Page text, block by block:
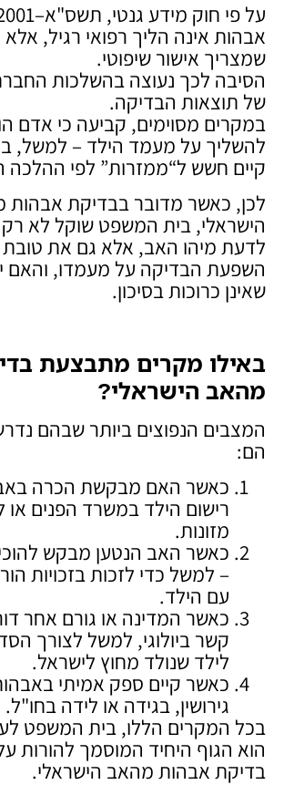
אבהות אינה הליך רפואי רגיל,
שמצריך אישור שיפוטי.
הסיבה לכך נעוצה בהשלכות
של תוצאות הבדיקה.
במקרים מסוימים, קביעה כי אדם
להשליך על מעמד הילד – למשל,
קיים חשש ל“ממזרות” לפי ההלכה
לכן, כאשר מדובר בבדיקת אבהות
הישראלי, בית המשפט שוקל לא
לדעת מיהו האב, אלא גם את טובת
השפעת הבדיקה על מעמדו, והאם
שאינן כרוכות בסיכון.
באילו מקרים מתבצעת
מהאב הישראלי?
המצבים הנפוצים ביותר שבהם
הם:
כאשר האם מבקשת הכרה
רישום הילד במשרד הפנים
מזונות.
כאשר האב הנטען מבקש
– למשל כדי לזכות בזכויות
עם הילד.
כאשר המדינה או גורם אחר
קשר ביולוגי, למשל לצורך
לילד שנולד מחוץ לישראל.
כאשר קיים ספק אמיתי
גירושין, בגידה או לידה בחו"ל.
בכל המקרים הללו, בית המשפט
הוא הגוף היחיד המוסמך להורות
בדיקת אבהות מהאב הישראלי.